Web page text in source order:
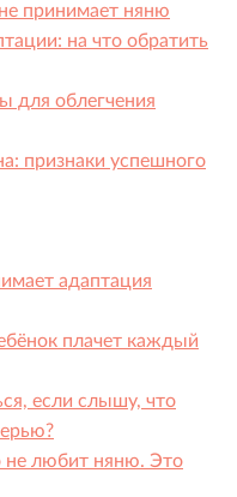
принимает няню
на что обратить
для облегчения
признаки успешного
адаптация
плачет каждый
если слышу, что
не любит няню. Это